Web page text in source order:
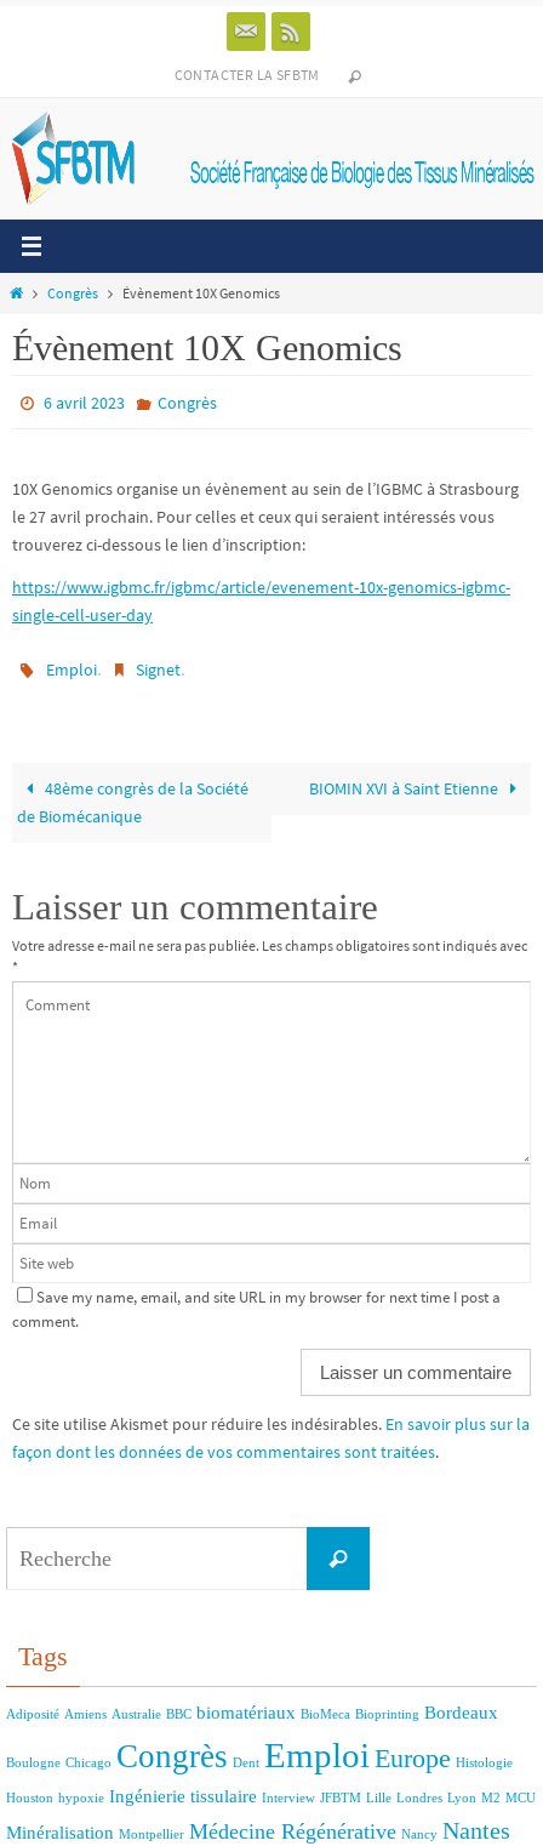
CONTACTER LA SFBTM
HomeCongrès Évènement 10X Genomics
Évènement 10X Genomics
6 avril 2023 Congrès
10X Genomics organise un évènement au sein de l’IGBMC à Strasbourg
le 27 avril prochain. Pour celles et ceux qui seraient intéressés vous
trouverez ci-dessous le lien d’inscription:
https://www.igbmc.fr/igbmc/article/evenement-10x-genomics-igbmc-
single-cell-user-day
Emploi. Signet.
48ème congrès de la Société
de Biomécanique
BIOMIN XVI à Saint Etienne
Laisser un commentaire
Votre adresse e-mail ne sera pas publiée. Les champs obligatoires sont indiqués avec
*
Save my name, email, and site URL in my browser for next time I post a
comment.
Ce site utilise Akismet pour réduire les indésirables. En savoir plus sur la
façon dont les données de vos commentaires sont traitées.
Recherche
Tags
Adiposité Amiens Australie BBC biomatériaux BioMeca Bioprinting Bordeaux
Boulogne Chicago Congrès Dent Emploi Europe Histologie
Houston hypoxie Ingénierie tissulaire Interview JFBTM Lille Londres Lyon M2 MCU
Minéralisation Montpellier Médecine Régénérative Nancy Nantes